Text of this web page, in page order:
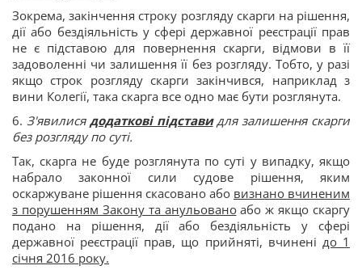
Зокрема, закінчення строку розгляду скарги на рішення,
дії або бездіяльність у сфері державної реєстрації прав
не є підставою для повернення скарги, відмови в її
задоволенні чи залишення її без розгляду. Тобто, у разі
якщо строк розгляду скарги закінчився, наприклад з
вини Колегії, така скарга все одно має бути розглянута.
6. З'явилися додаткові підставидля залишення скарги
без розгляду по суті.
Так, скарга не буде розглянута по суті у випадку, якщо
набрало законної сили судове рішення, яким
оскаржуване рішення скасовано або визнано вчиненим
з порушенням Закону та анульованоабо ж якщо скаргу
подано на рішення, дії або бездіяльність у сфері
державної реєстрації прав, що прийняті, вчинені до 1
січня 2016 року.